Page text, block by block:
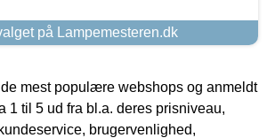
på Lampemesteren.dk
mest populære webshops og anmeldt
1 til 5 ud fra bl.a. deres prisniveau,
brugervenlighed,